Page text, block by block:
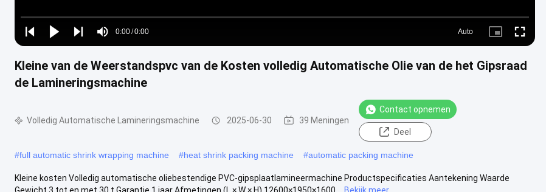
Play
Play
Play
Mute
Time
0:00/0:00
Loaded:
0%
Auto
Picture- Fullscreen
Kleine van de Weerstandspvc van de Kosten volledig Automatische Olie van de het Gipsraad
de Lamineringsmachine
Volledig Automatische Lamineringsmachine 2025-06-30 39 Meningen
Contact opnemen
Deel
#full automatic shrink wrapping machine #heat shrink packing machine #automatic packing machine
Kleine kosten Volledig automatische oliebestendige PVC-gipsplaatlamineermachine Productspecificaties Aantekening Waarde
Gewicht 3 tot en met 30 t Garantie 1 jaar Afmetingen (L × W × H) 12600×1950×1600...
Bekijk meer